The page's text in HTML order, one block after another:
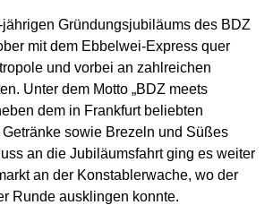
Gründungsjubiläums des BDZ
mit dem Ebbelwei-Express quer
und vorbei an zahlreichen
Unter dem Motto „BDZ meets
dem in Frankfurt beliebten
sowie Brezeln und Süßes
an die Jubiläumsfahrt ging es weiter
an der Konstablerwache, wo der
Runde ausklingen konnte.